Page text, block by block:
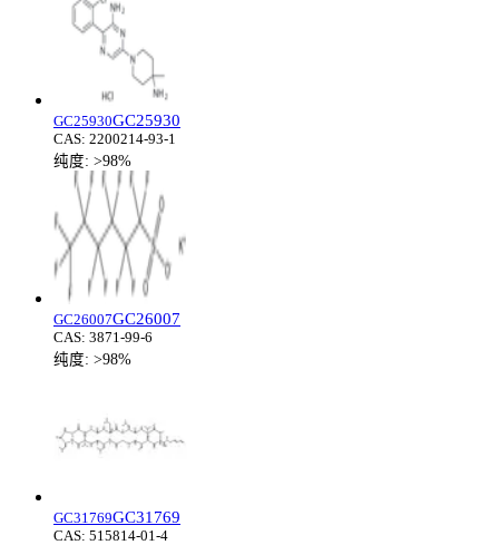
GC25930GC25930
CAS: 2200214-93-1
纯度: >98%
GC26007GC26007
CAS: 3871-99-6
纯度: >98%
GC31769GC31769
CAS: 515814-01-4